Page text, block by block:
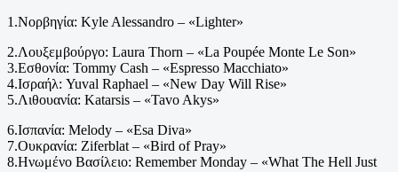
1.Νορβηγία: Kyle Alessandro – «Lighter»
2.Λουξεμβούργο: Laura Thorn – «La Poupée Monte Le Son»
3.Εσθονία: Tommy Cash – «Espresso Macchiato»
4.Ισραήλ: Yuval Raphael – «New Day Will Rise»
5.Λιθουανία: Katarsis – «Tavo Akys»
6.Ισπανία: Melody – «Esa Diva»
7.Ουκρανία: Ziferblat – «Bird of Pray»
8.Ηνωμένο Βασίλειο: Remember Monday – «What The Hell Just